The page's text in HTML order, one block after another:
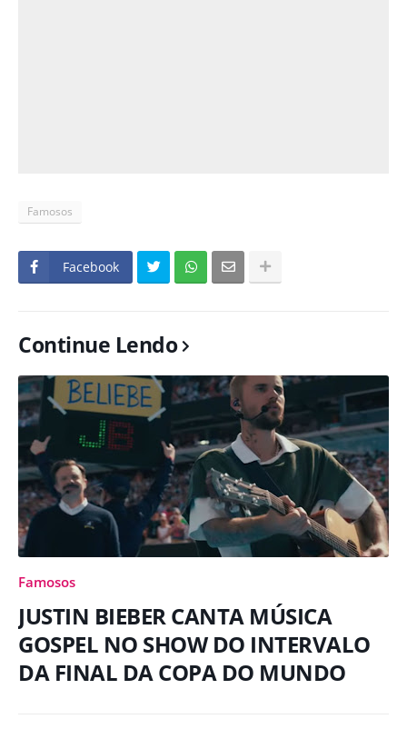
Famosos
Facebook
Continue Lendo
Famosos
JUSTIN BIEBER CANTA MÚSICA
GOSPEL NO SHOW DO INTERVALO
DA FINAL DA COPA DO MUNDO